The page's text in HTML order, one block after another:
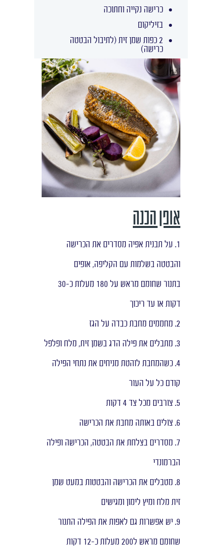
כרישה נקייה וחתוכה
בזיליקום
2 כפות שמן זית (לתיבול הבטטה
כרישה)
אופן הכנה
1. על תבנית אפיה מסדרים את הכרישה
והבטטה בשלמות עם הקליפה, אופים
בתנור שחומם מראש על 180 מעלות כ-30
דקות או עד ריכוך
2. מחממים מחבת כבדה על הגז
3. מתבלים את פילה הדג בשמן זית, מלח ופלפל
4. כשהמחבת לוהטת מניחים את נתחי הפילה
קודם כל על העור
5. צורבים מכל צד 4 דקות
6. צולים באותה מחבת את הכרישה
7. מסדרים בצלחת את הבטטה, הכרישה ופילה
הברמונדי
8. מטבלים את הכרישה והבטטות במעט שמן
זית מלח ומיץ לימון ומגישים
9. יש אפשרות גם לאפות את הפילה התנור
שחומם מראש ל200 מעלות כ-12 דקות